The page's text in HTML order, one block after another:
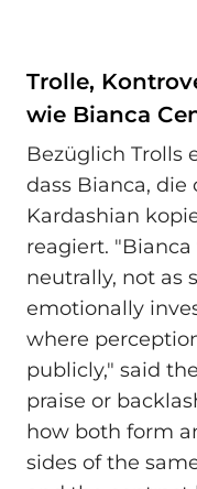
Trolle,
wie Bianca
Bezüglich Trolls
dass Bianca, die
Kardashian
reagiert.
neutrally, not as
emotionally
where
publicly," said
praise or
how both form
sides of the